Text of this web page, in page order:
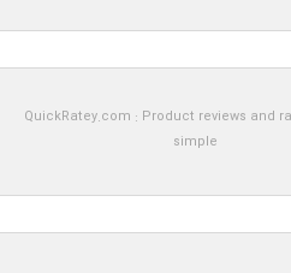
QuickRatey.com : Product reviews and
simple